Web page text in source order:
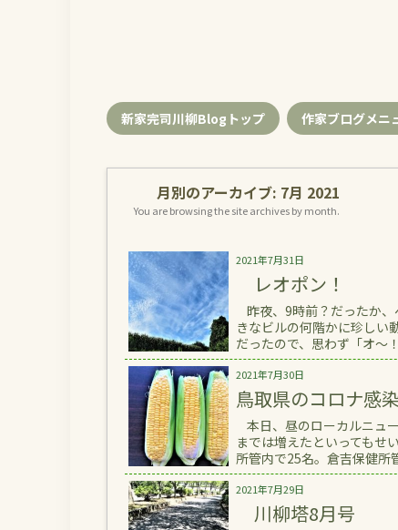
新家完司川柳Blogトップ 作家ブログメニ
月別のアーカイブ: 7月 2021
You are browsing the site archives by month.
2021年7月31日
レオポン！
昨夜、9時前？だったか
きなビルの何階かに珍しい
だったので、思わず「オ～
2021年7月30日
鳥取県のコロナ感
本日、昼のローカルニュ
までは増えたといってもせ
所管内で25名。倉吉保健所
2021年7月29日
川柳塔8月号